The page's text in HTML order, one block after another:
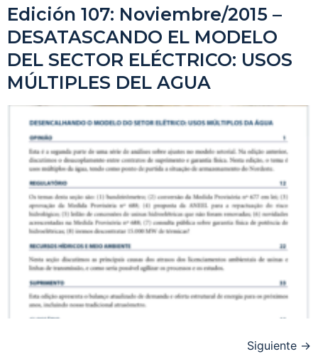
Edición 107: Noviembre/2015 –
DESATASCANDO EL MODELO
DEL SECTOR ELÉCTRICO: USOS
MÚLTIPLES DEL AGUA
Siguiente →